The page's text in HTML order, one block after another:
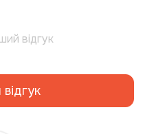
відгук